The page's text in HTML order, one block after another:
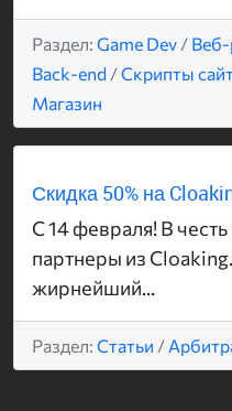
Раздел: Game Dev / Веб-
Back-end /Скрипты
Магазин
Скидка 50% на
С 14 февраля! В
партнеры из
жирнейший...
Раздел: Статьи /